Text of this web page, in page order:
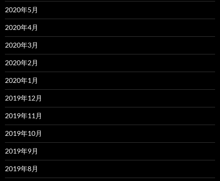
2020年5月
2020年4月
2020年3月
2020年2月
2020年1月
2019年12月
2019年11月
2019年10月
2019年9月
2019年8月